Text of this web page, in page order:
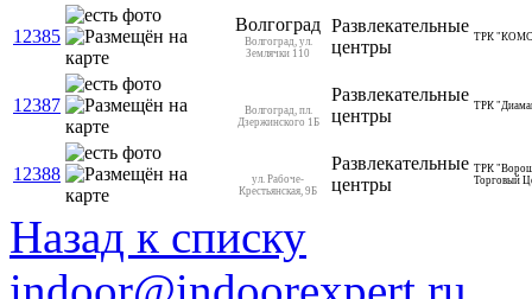
12385
Волгоград
Волгоград, ул.
Землячки 110
Развлекательные
центры
ТРК
12387
Волгоград, пл.
Дзержинского 1Б
Развлекательные
центры
ТРК
12388
ул. Рабоче-
Крестьянская, 9Б
Развлекательные
центры
ТРК
Торговый
Назад к списку